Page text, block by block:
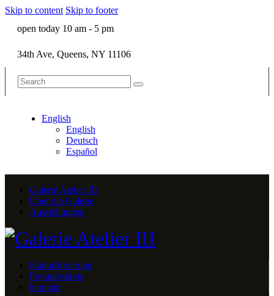
Skip to content Skip to footer
open today 10 am - 5 pm
34th Ave, Queens, NY 11106
English
English
Deutsch
Español
Galerie Atelier III
Über die Galerie
Ausstellungen
Kulturförderung
Freundeskreis
Kontakt